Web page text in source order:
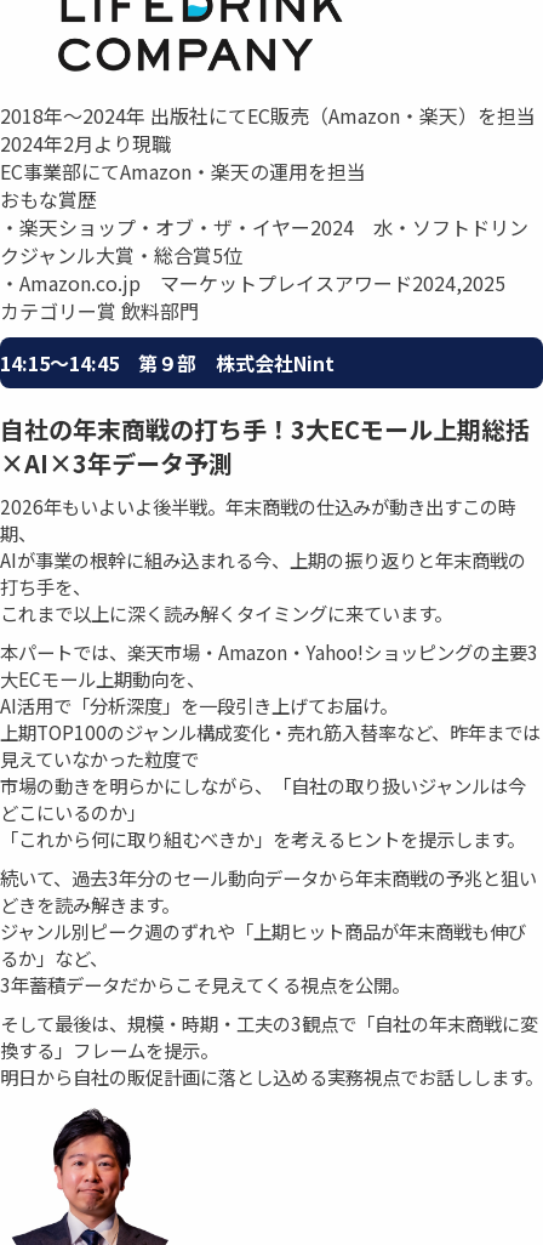
2018年～2024年 出版社にてEC販売（Amazon・楽天）を担当
2024年2月より現職
EC事業部にてAmazon・楽天の運用を担当
おもな賞歴
・楽天ショップ・オブ・ザ・イヤー2024 水・ソフトドリン
クジャンル大賞・総合賞5位
・Amazon.co.jp マーケットプレイスアワード2024,2025
カテゴリー賞 飲料部門
14:15〜14:45 第９部 株式会社Nint
自社の年末商戦の打ち手！3大ECモール上期総括
×AI×3年データ予測
2026年もいよいよ後半戦。年末商戦の仕込みが動き出すこの時
期、
AIが事業の根幹に組み込まれる今、上期の振り返りと年末商戦の
打ち手を、
これまで以上に深く読み解くタイミングに来ています。
本パートでは、楽天市場・Amazon・Yahoo!ショッピングの主要3
大ECモール上期動向を、
AI活用で「分析深度」を一段引き上げてお届け。
上期TOP100のジャンル構成変化・売れ筋入替率など、昨年までは
見えていなかった粒度で
市場の動きを明らかにしながら、「自社の取り扱いジャンルは今
どこにいるのか」
「これから何に取り組むべきか」を考えるヒントを提示します。
続いて、過去3年分のセール動向データから年末商戦の予兆と狙い
どきを読み解きます。
ジャンル別ピーク週のずれや「上期ヒット商品が年末商戦も伸び
るか」など、
3年蓄積データだからこそ見えてくる視点を公開。
そして最後は、規模・時期・工夫の3観点で「自社の年末商戦に変
換する」フレームを提示。
明日から自社の販促計画に落とし込める実務視点でお話しします。